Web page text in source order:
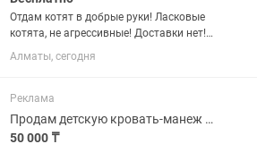
Отдам котят в добрые руки! Ласковые
котята, не агрессивные! Доставки нет!
Приезжайте в любое время
Алматы, сегодня
Реклама
Продам детскую кровать-манеж трансформер Tomix
50 000 ₸